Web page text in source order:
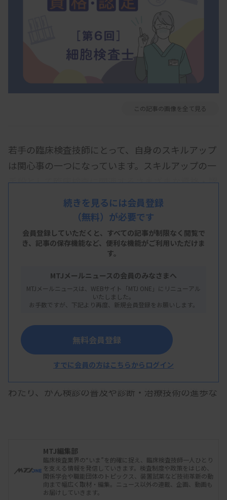
この記事の画像を全て見る
若手の臨床検査技師にとって、自身のスキルアップ
は関心事の一つになっています。スキルアップの一
手段として臨床検査に関連するさまざまな資格・認
定の取得がありますが、各種団体や学会により多種
多様です。連載では、臨床検査技師が取得できる資
格・認定を一つずつ取り上げ、試験の概要や合格
率、認定取得の意義などを分かりやすく紹介しま
す。今回は「細胞検査士」を取り上げます。（MTJ
細胞検査士は、身体から採取された細胞を標本にし
て、顕微鏡で観察することによって、がんや感染症
などの診断につなげる役割を担う。検体が採取され
わたり、がん検診の普及や診断・治療技術の進歩な
床検査技師であること、（2）細胞診検査の実務1年
以上など。一次試験は筆記、二次試験は顕微鏡を用
いたスクリーニングなどの実技試験が実施され、細
胞診に必要な知識と判定スキルが評価される。
続きを見るには会員登録
（無料）が必要です
会員登録していただくと、すべての記事が制限なく閲覧で
き、 記事の保存機能など、便利な機能がご利用いただけま
す。
MTJメールニュースの会員のみなさまへ
MTJメールニュースは、WEBサイト「MTJ ONE」にリニューアル
いたしました。
お手数ですが、下記より再度、新規会員登録をお願いします。
無料会員登録
すでに会員の方はこちらからログイン
MTJ編集部
臨床検査業界の“いま”を的確に捉え、臨床検査技師一人ひとり
を支える情報を発信していきます。検査制度や政策をはじめ、
関係学会や職能団体のトピックス、装置試薬など技術革新の動
向まで幅広く取材・編集。ニュース以外の連載、企画、動画も
お届けしていきます。